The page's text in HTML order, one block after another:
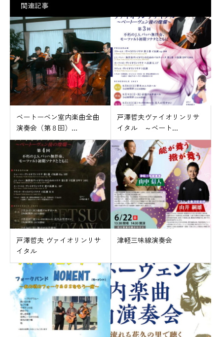
関連記事
ベートーベン室内楽曲全曲
演奏会（第８回）...
戸澤哲夫ヴァイオリンリサ
イタル ～ベート...
戸澤哲夫 ヴァイオリンリサ
イタル
津軽三味線演奏会